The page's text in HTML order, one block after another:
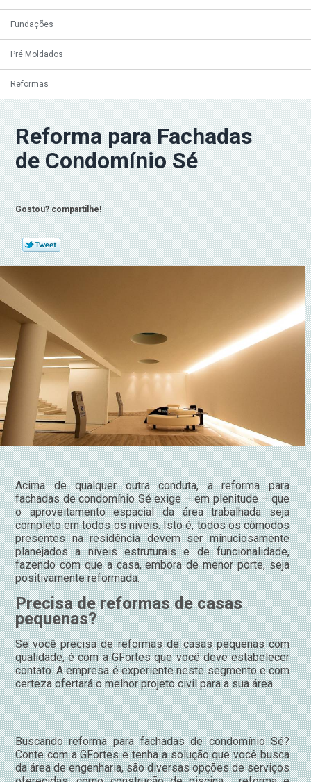
Fundações
Pré Moldados
Reformas
Reforma para Fachadas
de Condomínio Sé
Gostou? compartilhe!
Acima de qualquer outra conduta, a reforma para
fachadas de condomínio Sé exige – em plenitude – que
o aproveitamento espacial da área trabalhada seja
completo em todos os níveis. Isto é, todos os cômodos
presentes na residência devem ser minuciosamente
planejados a níveis estruturais e de funcionalidade,
fazendo com que a casa, embora de menor porte, seja
positivamente reformada.
Precisa de reformas de casas
pequenas?
Se você precisa de reformas de casas pequenas com
qualidade, é com a GFortes que você deve estabelecer
contato. A empresa é experiente neste segmento e com
certeza ofertará o melhor projeto civil para a sua área.
Buscando reforma para fachadas de condomínio Sé?
Conte com a GFortes e tenha a solução que você busca
da área de engenharia, são diversas opções de serviços